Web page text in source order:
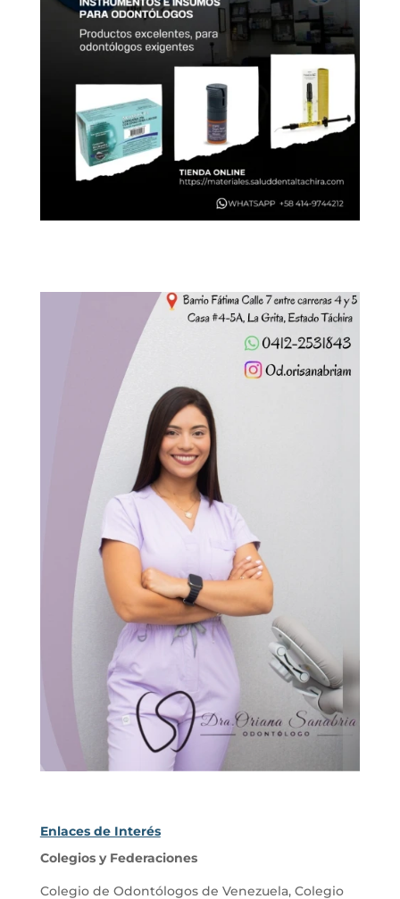
Enlaces de Interés
Colegios y Federaciones
Colegio de Odontólogos de Venezuela, Colegio